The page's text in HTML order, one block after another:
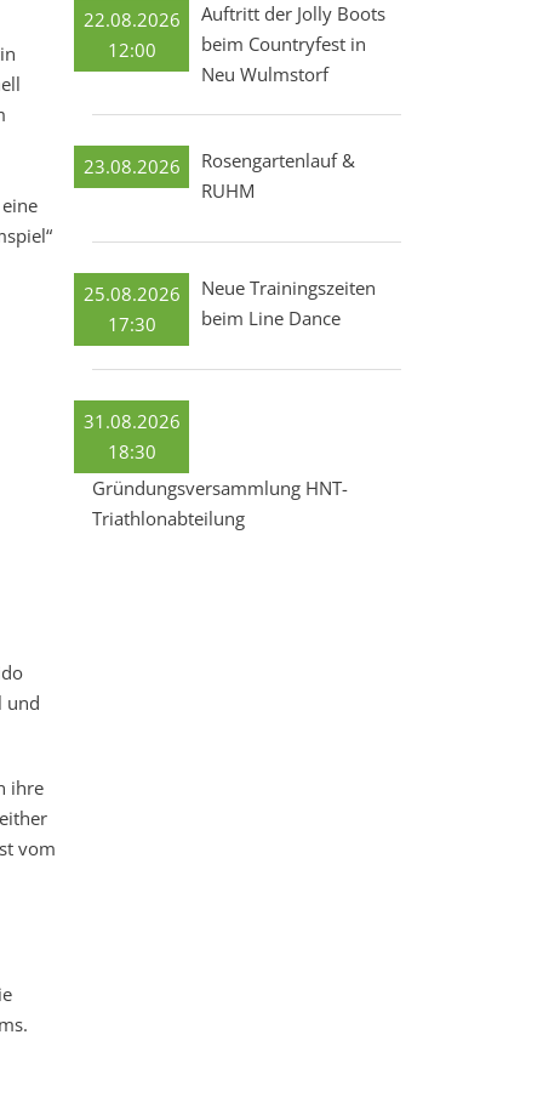
und
ihre
vom
22.08.2026
12:00
Auftritt der Jolly Boots
beim Countryfest in
Neu Wulmstorf
23.08.2026
Rosengartenlauf &
RUHM
25.08.2026
17:30
Neue Trainingszeiten
beim Line Dance
31.08.2026
18:30
Gründungsversammlung HNT-
Triathlonabteilung